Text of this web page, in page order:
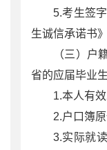
5.考生签
生诚信承诺书
（三）户
省的应届毕业
1.本人有
2.户口簿
3.实际就